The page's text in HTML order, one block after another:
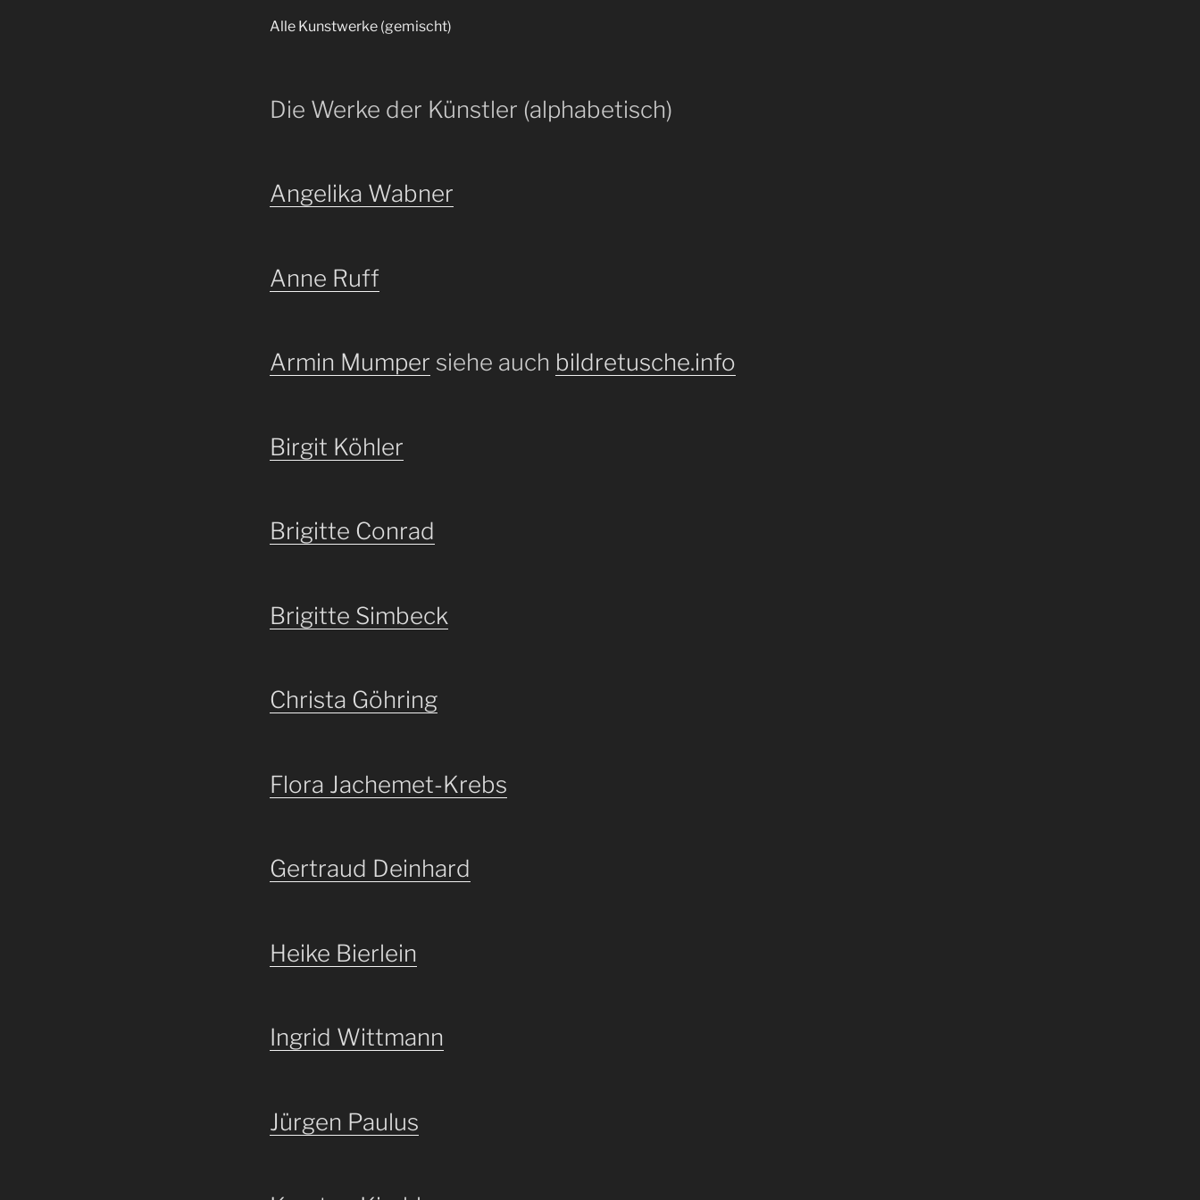
Alle Kunstwerke (gemischt)
Die Werke der Künstler (alphabetisch)
Angelika Wabner
Anne Ruff
Armin Mumper siehe auch bildretusche.info
Birgit Köhler
Brigitte Conrad
Brigitte Simbeck
Christa Göhring
Flora Jachemet-Krebs
Gertraud Deinhard
Heike Bierlein
Ingrid Wittmann
Jürgen Paulus